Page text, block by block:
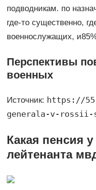
подводникам.​ по
где-то существенно,
военнослужащих,
Перспективы
военных
Источник: https://
generala-v-rossii-
Какая пенсия у
лейтенанта